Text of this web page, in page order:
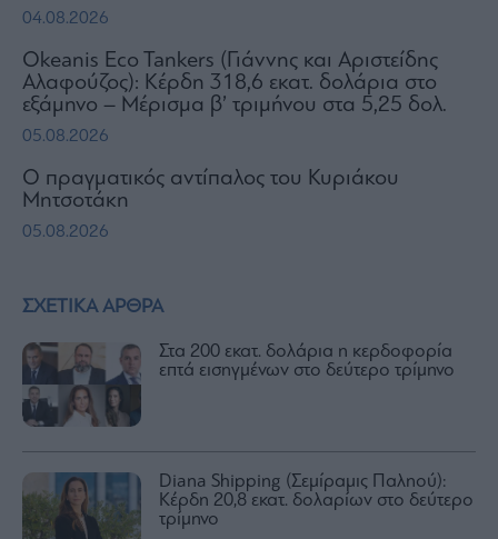
ΣΧΕΤΙΚΑ ΑΡΘΡΑ
Στα 200 εκατ. δολάρια η κερδοφορία
επτά εισηγμένων στο δεύτερο τρίμηνο
Diana Shipping (Σεμίραμις Παληού):
Κέρδη 20,8 εκατ. δολαρίων στο δεύτερο
τρίμηνο
04.08.2026
Okeanis Eco Tankers (Γιάννης και Αριστείδης
Αλαφούζος): Κέρδη 318,6 εκατ. δολάρια στο
εξάμηνο – Μέρισμα β’ τριμήνου στα 5,25 δολ.
05.08.2026
Ο πραγματικός αντίπαλος του Κυριάκου
Μητσοτάκη
05.08.2026